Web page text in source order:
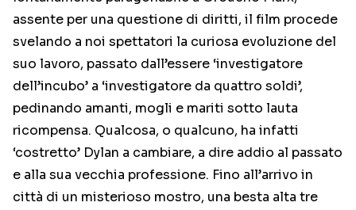
assente per una questione di diritti, il film procede
svelando a noi spettatori la curiosa evoluzione del
suo lavoro, passato dall’essere ‘investigatore
dell’incubo’ a ‘investigatore da quattro soldi’,
pedinando amanti, mogli e mariti sotto lauta
ricompensa. Qualcosa, o qualcuno, ha infatti
‘costretto’ Dylan a cambiare, a dire addio al passato
e alla sua vecchia professione. Fino all’arrivo in
città di un misterioso mostro, una besta alta tre